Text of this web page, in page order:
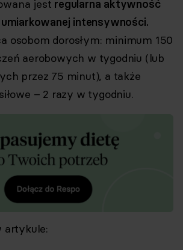
jest regularna aktywność
intensywności.
osobom dorosłym: minimum 150
aerobowych w tygodniu (lub
przez 75 minut), a także
– 2 razy w tygodniu.
artykule: